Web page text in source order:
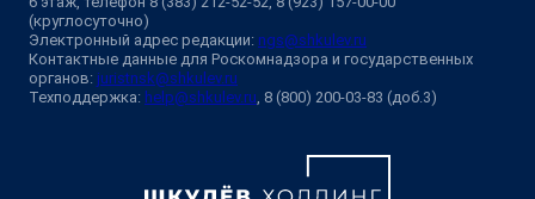
(круглосуточно)
Электронный адрес редакции: ngs@shkulev.ru
Контактные данные для Роскомнадзора и государственных
органов: juristnsk@shkulev.ru
Техподдержка: help@shkulev.ru, 8 (800) 200-03-83 (доб.3)